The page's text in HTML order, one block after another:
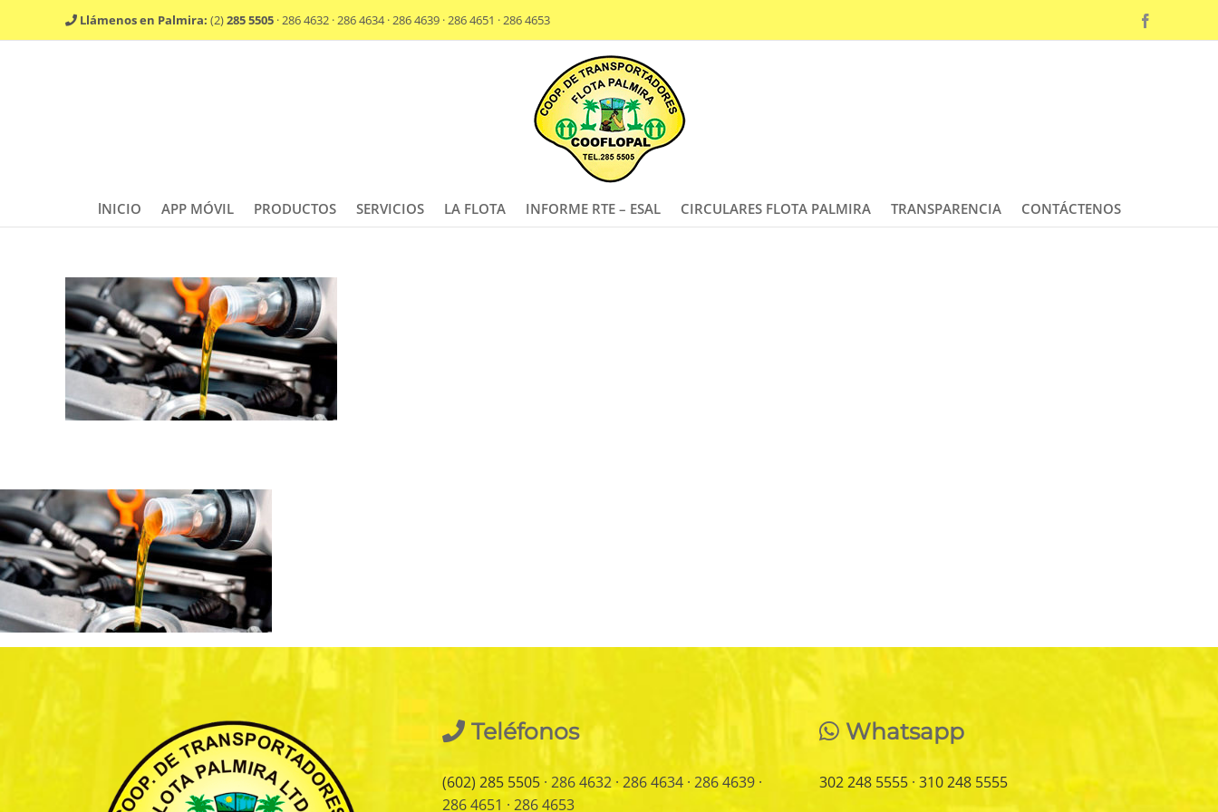
Llámenos en Palmira: (2)285 5505 · 286 4632 · 286 4634 · 286 4639 · 286 4651 · 286 4653
lNICIO APP MÓVIL PRODUCTOS SERVICIOS LA FLOTA INFORME RTE – ESAL CIRCULARES FLOTA PALMIRA TRANSPARENCIA CONTÁCTENOS
Teléfonos
(602) 285 5505· 286 4632 · 286 4634 · 286 4639 ·
286 4651 · 286 4653
Whatsapp
302 248 5555· 310 248 5555